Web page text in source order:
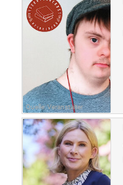
Quelle: Veranstalter